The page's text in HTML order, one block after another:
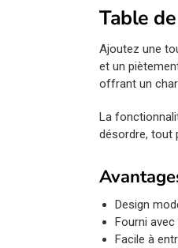
Table
Ajoutez une
et un
offrant un
La
désordre, tout
Design
Fourni
Facile à